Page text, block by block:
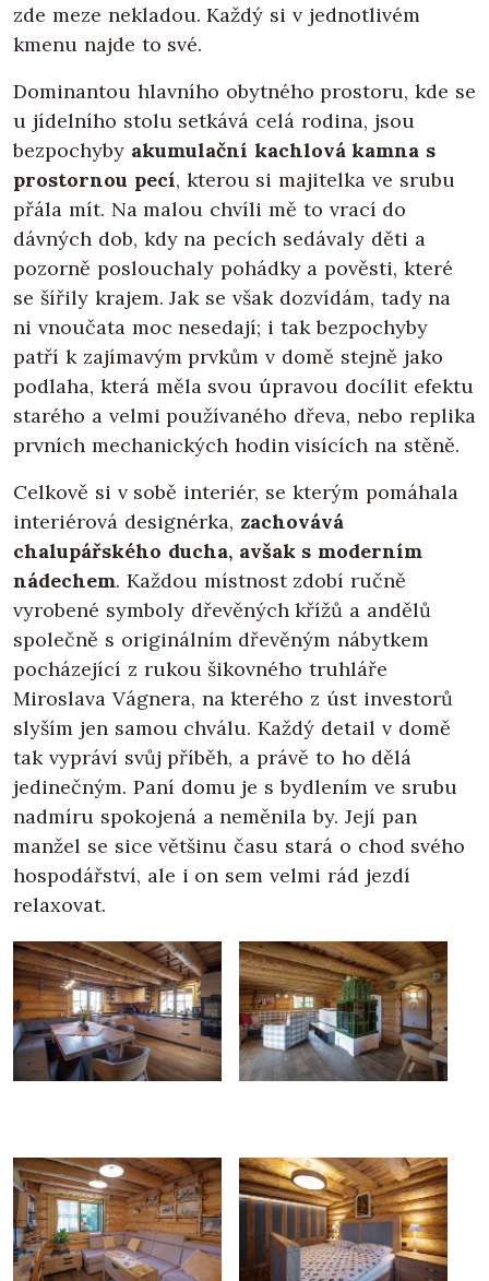
zde meze nekladou. Každý si v jednotlivém
kmenu najde to své.
Dominantou hlavního obytného prostoru, kde se
u jídelního stolu setkává celá rodina, jsou
bezpochyby akumulační kachlová kamna s
prostornou pecí, kterou si majitelka ve srubu
přála mít. Na malou chvíli mě to vrací do
dávných dob, kdy na pecích sedávaly děti a
pozorně poslouchaly pohádky a pověsti, které
se šířily krajem. Jak se však dozvídám, tady na
ni vnoučata moc nesedají; i tak bezpochyby
patří k zajímavým prvkům v domě stejně jako
podlaha, která měla svou úpravou docílit efektu
starého a velmi používaného dřeva, nebo replika
prvních mechanických hodin visících na stěně.
Celkově si v sobě interiér, se kterým pomáhala
interiérová designérka, zachovává
chalupářského ducha, avšak s moderním
nádechem. Každou místnost zdobí ručně
vyrobené symboly dřevěných křížů a andělů
společně s originálním dřevěným nábytkem
pocházející z rukou šikovného truhláře
Miroslava Vágnera, na kterého z úst investorů
slyším jen samou chválu. Každý detail v domě
tak vypráví svůj příběh, a právě to ho dělá
jedinečným. Paní domu je s bydlením ve srubu
nadmíru spokojená a neměnila by. Její pan
manžel se sice většinu času stará o chod svého
hospodářství, ale i on sem velmi rád jezdí
relaxovat.